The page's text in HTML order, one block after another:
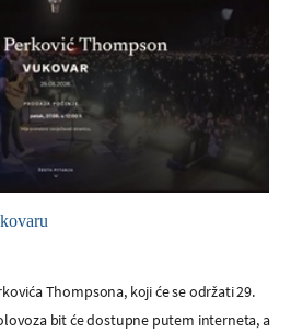
Thompsona, koji će se održati 29.
bit će dostupne putem interneta, a